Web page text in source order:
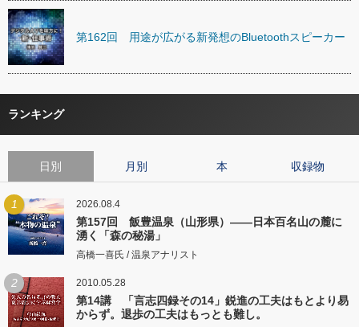
第162回 用途が広がる新発想のBluetoothスピーカー
ランキング
日別 月別 本 収録物
1 2026.08.4
第157回 飯豊温泉（山形県）――日本百名山の麓に
湧く「森の秘湯」
高橋一喜氏 / 温泉アナリスト
2 2010.05.28
第14講 「言志四録その14」鋭進の工夫はもとより易
からず。退歩の工夫はもっとも難し。